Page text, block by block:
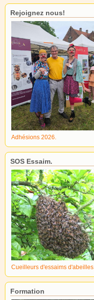
Rejoignez nous!
Adhésions 2026.
SOS Essaim.
Cueilleurs d'essaims d'abeilles.
Formation